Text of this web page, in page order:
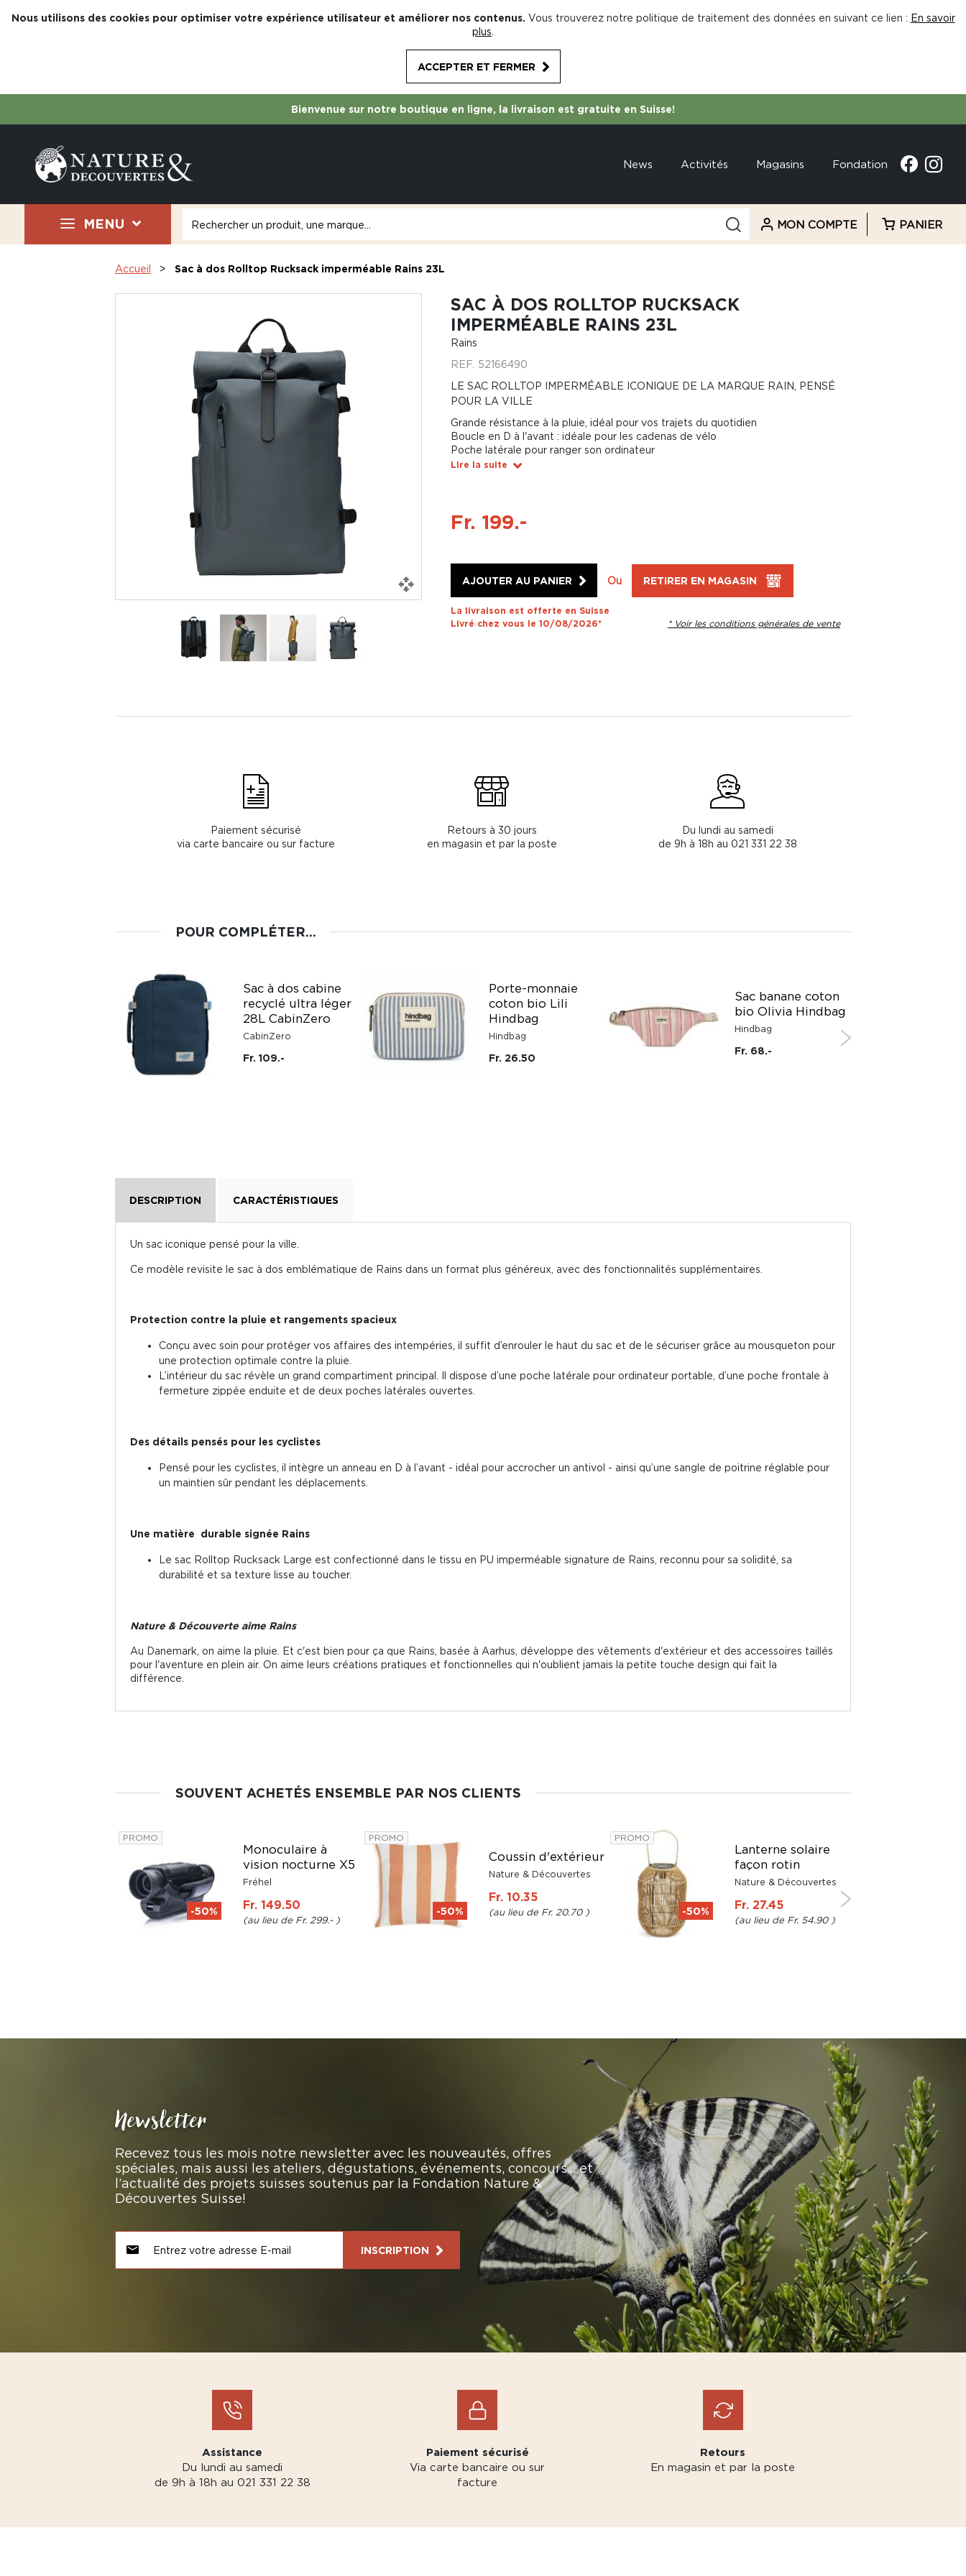
Nous utilisons des cookies pour optimiser votre expérience utilisateur et améliorer nos contenus. Vous trouverez notre politique de traitement des données en suivant ce lien : En savoir
plus
ACCEPTER ET FERMER
Bienvenue sur notre boutique en ligne, la livraison est gratuite en Suisse!
News Activités Magasins Fondation
MENU MON COMPTE PANIER
Accueil Sac à dos Rolltop Rucksack imperméable Rains 23L
SAC À DOS ROLLTOP RUCKSACK
IMPERMÉABLE RAINS 23L
Rains
REF. 52166490
LE SAC ROLLTOP IMPERMÉABLE ICONIQUE DE LA MARQUE RAIN, PENSÉ
POUR LA VILLE
Grande résistance à la pluie, idéal pour vos trajets du quotidien
Boucle en D à l'avant : idéale pour les cadenas de vélo
Poche latérale pour ranger son ordinateur
Lire la suite
Fr. 199.-
AJOUTER AU PANIER Ou RETIRER EN MAGASIN
La livraison est offerte en Suisse
Livré chez vous le 10/08/2026*
* Voir les conditions générales de vente
Paiement sécurisé
via carte bancaire ou sur facture
Retours à 30 jours
en magasin et par la poste
Du lundi au samedi
de 9h à 18h au 021 331 22 38
POUR COMPLÉTER...
Sac à dos cabine
recyclé ultra léger
28L CabinZero
CabinZero
Fr. 109.-
Porte-monnaie
coton bio Lili
Hindbag
Hindbag
Fr. 26.50
Sac banane coton
bio Olivia Hindbag
Hindbag
Fr. 68.-
DESCRIPTION CARACTÉRISTIQUES
Un sac iconique pensé pour la ville.
Ce modèle revisite le sac à dos emblématique de Rains dans un format plus généreux, avec des fonctionnalités supplémentaires.
Protection contre la pluie et rangements spacieux
Conçu avec soin pour protéger vos affaires des intempéries, il suffit d’enrouler le haut du sac et de le sécuriser grâce au mousqueton pour
une protection optimale contre la pluie.
L’intérieur du sac révèle un grand compartiment principal. Il dispose d’une poche latérale pour ordinateur portable, d’une poche frontale à
fermeture zippée enduite et de deux poches latérales ouvertes.
Des détails pensés pour les cyclistes
Pensé pour les cyclistes, il intègre un anneau en D à l’avant - idéal pour accrocher un antivol - ainsi qu’une sangle de poitrine réglable pour
un maintien sûr pendant les déplacements.
Une matière durable signée Rains
Le sac Rolltop Rucksack Large est confectionné dans le tissu en PU imperméable signature de Rains, reconnu pour sa solidité, sa
durabilité et sa texture lisse au toucher.
Nature & Découverte aime Rains
Au Danemark, on aime la pluie. Et c'est bien pour ça que Rains, basée à Aarhus, développe des vêtements d'extérieur et des accessoires taillés
pour l'aventure en plein air. On aime leurs créations pratiques et fonctionnelles qui n'oublient jamais la petite touche design qui fait la
différence.
SOUVENT ACHETÉS ENSEMBLE PAR NOS CLIENTS
PROMO
Monoculaire à
vision nocturne X5
Fréhel
Fr. 149.50
Fr. 299.-
-50%
PROMO
Coussin d'extérieur
Nature & Découvertes
Fr. 10.35
Fr. 20.70
-50%
PROMO
Lanterne solaire
façon rotin
Nature & Découvertes
Fr. 27.45
Fr. 54.90
-50%
Newsletter
Recevez tous les mois notre newsletter avec les nouveautés, offres
spéciales, mais aussi les ateliers, dégustations, événements, concours… et
l’actualité des projets suisses soutenus par la Fondation Nature &
Découvertes Suisse!
INSCRIPTION
Assistance
Du lundi au samedi
de 9h à 18h au 021 331 22 38
Paiement sécurisé
Via carte bancaire ou sur
facture
Retours
En magasin et par la poste